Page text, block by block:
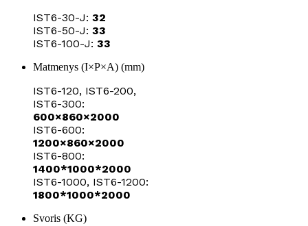
IST6-30-J: 32
IST6-50-J: 33
IST6-100-J: 33
Matmenys (I×P×A) (mm)
IST6-120, IST6-200,
IST6-300:
600×860×2000
IST6-600:
1200×860×2000
IST6-800:
1400*1000*2000
IST6-1000, IST6-1200:
1800*1000*2000
Svoris (KG)